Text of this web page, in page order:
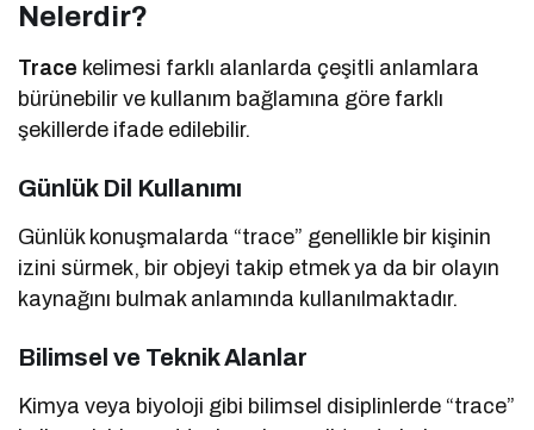
Nelerdir?
Trace kelimesi farklı alanlarda çeşitli anlamlara
bürünebilir ve kullanım bağlamına göre farklı
şekillerde ifade edilebilir.
Günlük Dil Kullanımı
Günlük konuşmalarda “trace” genellikle bir kişinin
izini sürmek, bir objeyi takip etmek ya da bir olayın
kaynağını bulmak anlamında kullanılmaktadır.
Bilimsel ve Teknik Alanlar
Kimya veya biyoloji gibi bilimsel disiplinlerde “trace”